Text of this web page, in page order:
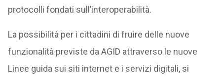
protocolli fondati sull’interoperabilità.
La possibilità per i cittadini di fruire delle nuove
funzionalità previste da AGID attraverso le nuove
Linee guida sui siti internet e i servizi digitali, si